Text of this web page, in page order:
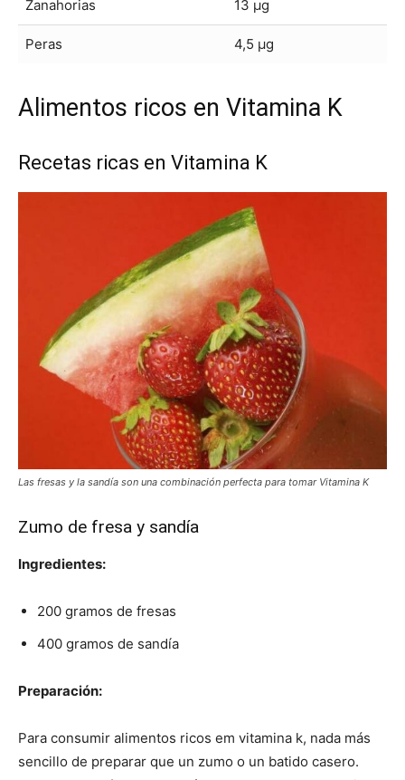
Zanahorias 13 μg
Peras 4,5 μg
Alimentos ricos en Vitamina K
Recetas ricas en Vitamina K
Las fresas y la sandía son una combinación perfecta para tomar Vitamina K
Zumo de fresa y sandía
Ingredientes:
200 gramos de fresas
400 gramos de sandía
Preparación:
Para consumir alimentos ricos em vitamina k, nada más
sencillo de preparar que un zumo o un batido casero.